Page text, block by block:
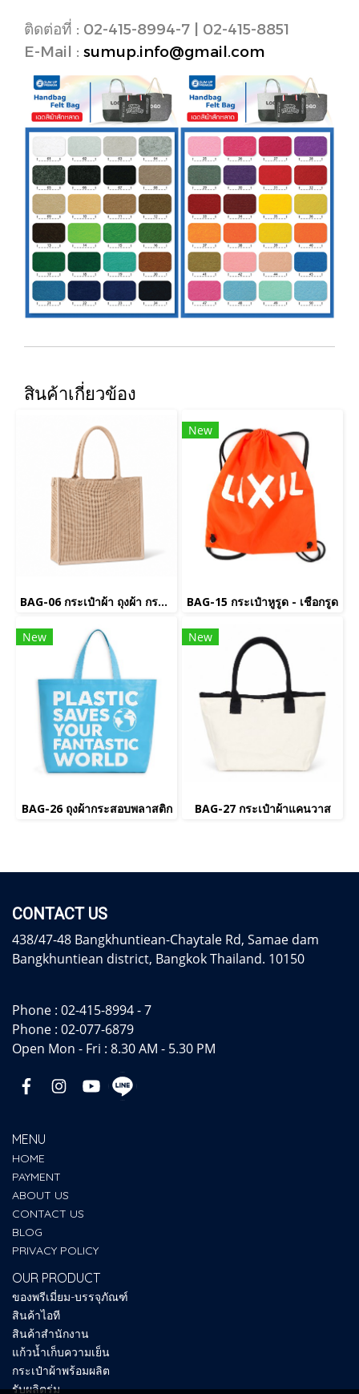
ติดต่อที่ : 02-415-8994-7 | 02-415-8851
E-Mail : sumup.info@gmail.com
สินค้าเกี่ยวข้อง
BAG-06 กระเป๋าผ้า ถุงผ้า กระสอบ
New
BAG-15 กระเป๋าหูรูด - เชือกรูด
New
BAG-26 ถุงผ้ากระสอบพลาสติก
New
BAG-27 กระเป๋าผ้าแคนวาส
CONTACT US
438/47-48 Bangkhuntiean-Chaytale Rd, Samae dam
Bangkhuntiean district, Bangkok Thailand. 10150
Phone : 02-415-8994 - 7
Phone : 02-077-6879
Open Mon - Fri : 8.30 AM - 5.30 PM
MENU
HOME
PAYMENT
ABOUT US
CONTACT US
BLOG
PRIVACY POLICY
OUR PRODUCT
ของพรีเมี่ยม-บรรจุภัณฑ์
สินค้าไอที
สินค้าสำนักงาน
แก้วน้ำเก็บความเย็น
กระเป๋าผ้าพร้อมผลิต
รับผลิตร่ม